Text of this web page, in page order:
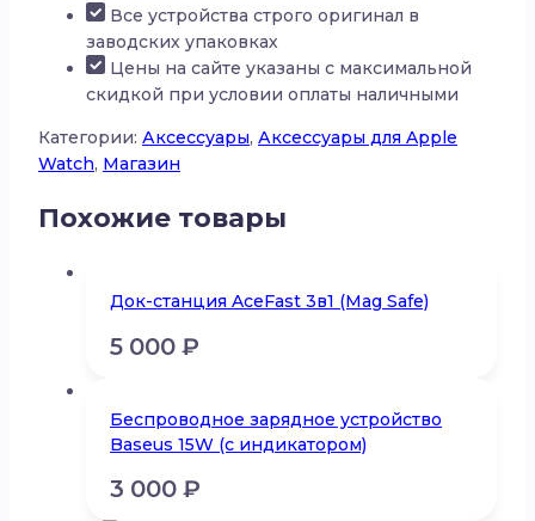
для
Apple
Watch
41mm
Все устройства строго оригинал в
заводских упаковках
Цены на сайте указаны с максимальной
скидкой при условии оплаты наличными
Категории: Аксессуары, Аксессуары для Apple
Watch, Магазин
Похожие товары
Док-станция AceFast 3в1 (Mag Safe)
5 000 ₽
Беспроводное зарядное устройство
Baseus 15W (с индикатором)
3 000 ₽